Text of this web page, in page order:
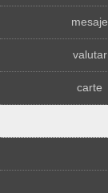
mesaje
valutar
carte